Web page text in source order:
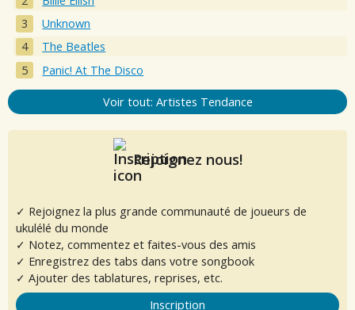
Unknown
The Beatles
Panic! At The Disco
Voir tout: Artistes Tendance
Rejoignez nous!
✓ Rejoignez la plus grande communauté de joueurs de
ukulélé du monde
✓ Notez, commentez et faites-vous des amis
✓ Enregistrez des tabs dans votre songbook
✓ Ajouter des tablatures, reprises, etc.
Inscription